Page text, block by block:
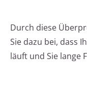
Durch diese
Sie dazu bei, dass
läuft und Sie lange